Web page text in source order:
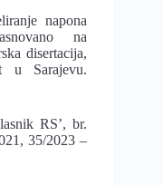
napona
na
disertacija,
u Sarajevu.
RS’, br.
35/2023 –